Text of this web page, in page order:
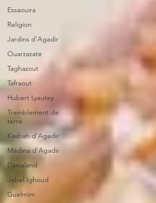
Essaouira
Religion
Jardins d'Agadir
Ouarzazate
Taghazout
Tafraout
Hubert Lyautey
Tremblement de
terre
Kasbah d'Agadir
Médina d'Agadir
Danialand
Jebel Ighoud
Guelmim